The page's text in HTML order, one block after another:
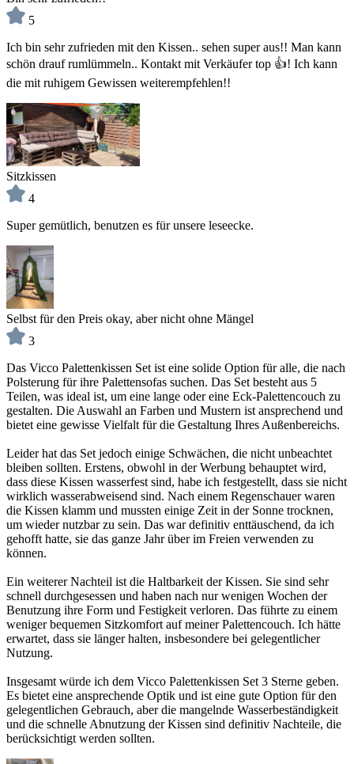
5
Ich bin sehr zufrieden mit den Kissen.. sehen super aus!! Man kann
schön drauf rumlümmeln.. Kontakt mit Verkäufer top 👍! Ich kann
die mit ruhigem Gewissen weiterempfehlen!!
Sitzkissen
4
Super gemütlich, benutzen es für unsere leseecke.
Selbst für den Preis okay, aber nicht ohne Mängel
3
Das Vicco Palettenkissen Set ist eine solide Option für alle, die nach
Polsterung für ihre Palettensofas suchen. Das Set besteht aus 5
Teilen, was ideal ist, um eine lange oder eine Eck-Palettencouch zu
gestalten. Die Auswahl an Farben und Mustern ist ansprechend und
bietet eine gewisse Vielfalt für die Gestaltung Ihres Außenbereichs.
Leider hat das Set jedoch einige Schwächen, die nicht unbeachtet
bleiben sollten. Erstens, obwohl in der Werbung behauptet wird,
dass diese Kissen wasserfest sind, habe ich festgestellt, dass sie nicht
wirklich wasserabweisend sind. Nach einem Regenschauer waren
die Kissen klamm und mussten einige Zeit in der Sonne trocknen,
um wieder nutzbar zu sein. Das war definitiv enttäuschend, da ich
gehofft hatte, sie das ganze Jahr über im Freien verwenden zu
können.
Ein weiterer Nachteil ist die Haltbarkeit der Kissen. Sie sind sehr
schnell durchgesessen und haben nach nur wenigen Wochen der
Benutzung ihre Form und Festigkeit verloren. Das führte zu einem
weniger bequemen Sitzkomfort auf meiner Palettencouch. Ich hätte
erwartet, dass sie länger halten, insbesondere bei gelegentlicher
Nutzung.
Insgesamt würde ich dem Vicco Palettenkissen Set 3 Sterne geben.
Es bietet eine ansprechende Optik und ist eine gute Option für den
gelegentlichen Gebrauch, aber die mangelnde Wasserbeständigkeit
und die schnelle Abnutzung der Kissen sind definitiv Nachteile, die
berücksichtigt werden sollten.